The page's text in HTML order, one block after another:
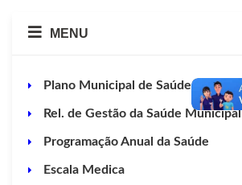
MENU
Plano Municipal de Saúde
Rel. de Gestão da Saúde Municipal
Programação Anual da Saúde
Escala Medica